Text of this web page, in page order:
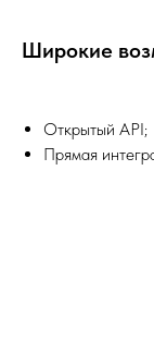
Широкие
Открытый API;
Прямая